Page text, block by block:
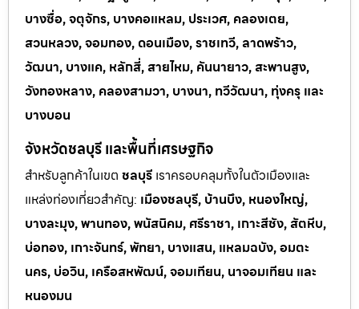
บางซื่อ, จตุจักร, บางคอแหลม, ประเวศ, คลองเตย,
สวนหลวง, จอมทอง, ดอนเมือง, ราชเทวี, ลาดพร้าว,
วัฒนา, บางแค, หลักสี่, สายไหม, คันนายาว, สะพานสูง,
วังทองหลาง, คลองสามวา, บางนา, ทวีวัฒนา, ทุ่งครุ และ
บางบอน
จังหวัดชลบุรี และพื้นที่เศรษฐกิจ
สำหรับลูกค้าในเขต ชลบุรี เราครอบคลุมทั้งในตัวเมืองและ
แหล่งท่องเที่ยวสำคัญ: เมืองชลบุรี, บ้านบึง, หนองใหญ่,
บางละมุง, พานทอง, พนัสนิคม, ศรีราชา, เกาะสีชัง, สัตหีบ,
บ่อทอง, เกาะจันทร์, พัทยา, บางแสน, แหลมฉบัง, อมตะ
นคร, บ่อวิน, เครือสหพัฒน์, จอมเทียน, นาจอมเทียน และ
หนองมน